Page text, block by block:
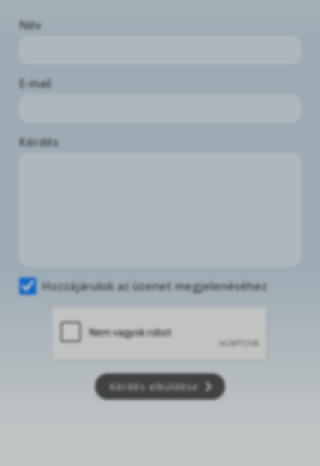
Név
E-mail
Kérdés
Hozzájárulok az üzenet megjelenéséhez
Kérdés elküldése